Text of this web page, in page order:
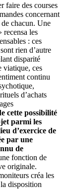
faire des courses
concernant
chacun. Une
recensa les
ables : ces
rien d’autre
disparité
viatique, ces
continu
d’achats
cette possibilité
parmi les
d’exercice de
par une
de
fonction de
originale.
créa les
disposition